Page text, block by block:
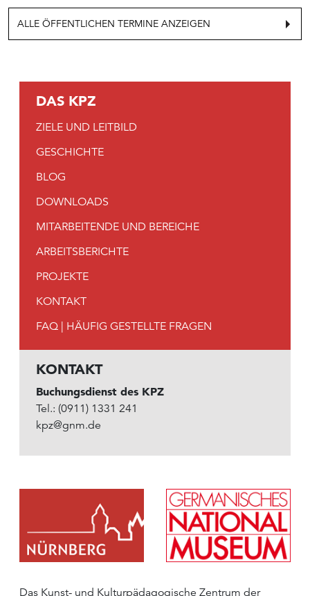
Albrecht-
Dürer-
Haus,
ALLE ÖFFENTLICHEN TERMINE ANZEIGEN
DAS KPZ
ZIELE UND LEITBILD
GESCHICHTE
BLOG
DOWNLOADS
MITARBEITENDE UND BEREICHE
ARBEITSBERICHTE
PROJEKTE
KONTAKT
FAQ | HÄUFIG GESTELLTE FRAGEN
KONTAKT
Buchungsdienst des KPZ
Tel.: (0911) 1331 241
kpz@gnm.de
Das Kunst- und Kulturpädagogische Zentrum der